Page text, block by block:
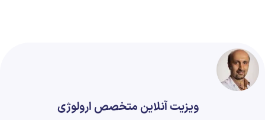
ویزیت آنلاین متخصص ارولوژی